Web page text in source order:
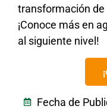
transformación
¡Conoce más en
al siguiente nivel!
Fecha de